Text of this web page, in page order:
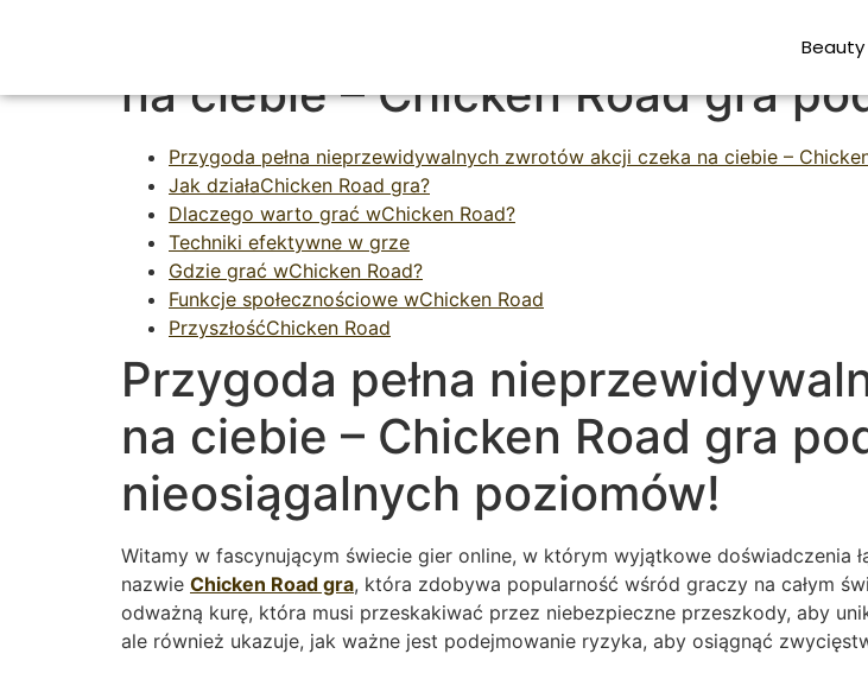
Beauty
Przygoda pełna
na ciebie – Chicken Road gra
Przygoda pełna nieprzewidywalnych zwrotów akcji czeka na ciebie –
Jak działaChicken Road gra?
Dlaczego warto grać wChicken Road?
Techniki efektywne w grze
Gdzie grać wChicken Road?
Funkcje społecznościowe wChicken Road
PrzyszłośćChicken Road
Przygoda pełna
na ciebie – Chicken Road gra
nieosiągalnych poziomów!
Witamy w fascynującym świecie gier online, w którym wyjątkowe doświadczenia
nazwie Chicken Road gra, która zdobywa popularność wśród graczy na całym
odważną kurę, która musi przeskakiwać przez niebezpieczne przeszkody, aby
ale również ukazuje, jak ważne jest podejmowanie ryzyka, aby osiągnąć